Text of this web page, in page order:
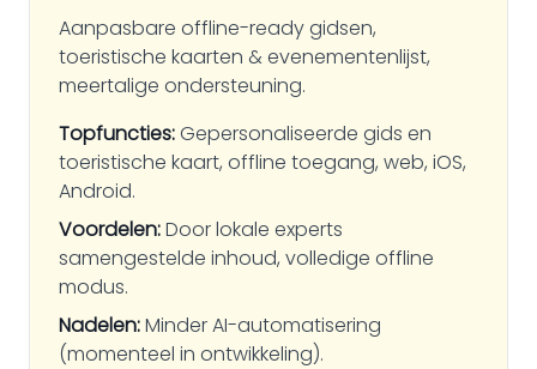
Aanpasbare offline-ready gidsen,
toeristische kaarten & evenementenlijst,
meertalige ondersteuning.
Topfuncties:Gepersonaliseerde gids en
toeristische kaart, offline toegang, web, iOS,
Android.
Voordelen:Door lokale experts
samengestelde inhoud, volledige offline
modus.
Nadelen:Minder AI-automatisering
(momenteel in ontwikkeling).